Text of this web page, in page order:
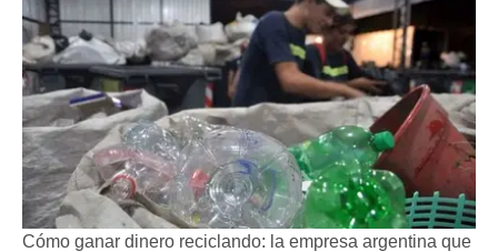
Cómo ganar dinero reciclando: la empresa argentina que